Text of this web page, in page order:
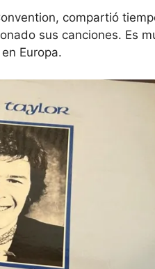
compartió
sus canciones. Es
Europa.